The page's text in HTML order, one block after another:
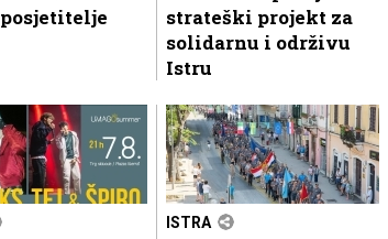
strateški projekt za
solidarnu i održivu
Istru
ISTRA